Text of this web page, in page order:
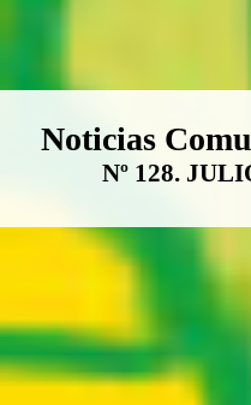
Boletín
Noticias
Nº 128.